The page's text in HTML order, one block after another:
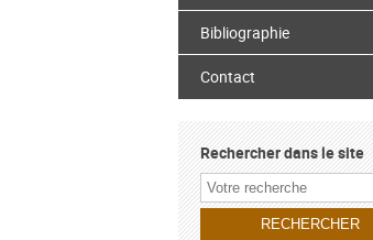
Bibliographie
Contact
Rechercher dans le site